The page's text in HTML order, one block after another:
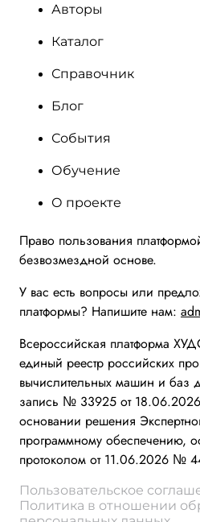
Авторы
Каталог
Справочник
Блог
События
Обучение
О проекте
Право пользования
безвозмездной основе.
У вас есть вопросы или
платформы? Напишите нам:
Всероссийская платформа
единый реестр российских
вычислительных машин и баз
запись № 33925 от
основании решения
программному обеспечению,
протоколом от 11.06.2026 №
Пользовательское
Политика в отношении